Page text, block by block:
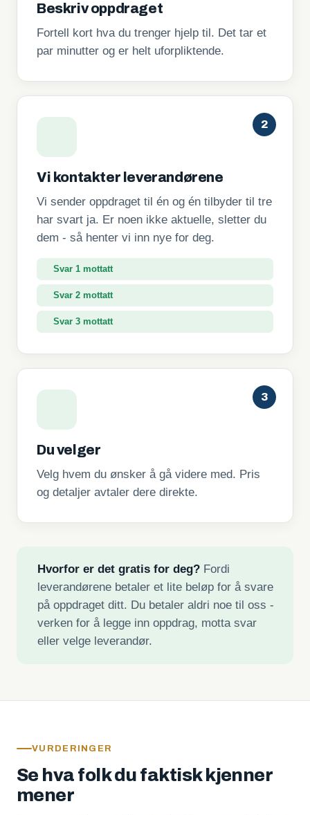
Beskriv oppdraget
Fortell kort hva du trenger hjelp til. Det tar et
par minutter og er helt uforpliktende.
2
Vi kontakter leverandørene
Vi sender oppdraget til én og én tilbyder til tre
har svart ja. Er noen ikke aktuelle, sletter du
dem - så henter vi inn nye for deg.
Svar 1 mottatt
Svar 2 mottatt
Svar 3 mottatt
3
Du velger
Velg hvem du ønsker å gå videre med. Pris
og detaljer avtaler dere direkte.
Hvorfor er det gratis for deg?Fordi
leverandørene betaler et lite beløp for å svare
på oppdraget ditt. Du betaler aldri noe til oss -
verken for å legge inn oppdrag, motta svar
eller velge leverandør.
VURDERINGER
Se hva folk du faktisk kjenner
mener